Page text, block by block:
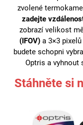
zvolené
zadejte
zobrazí velikost
(IFOV)a 3×3 pixelů
budete schopni
Optris a vyhnout
Stáhněte si